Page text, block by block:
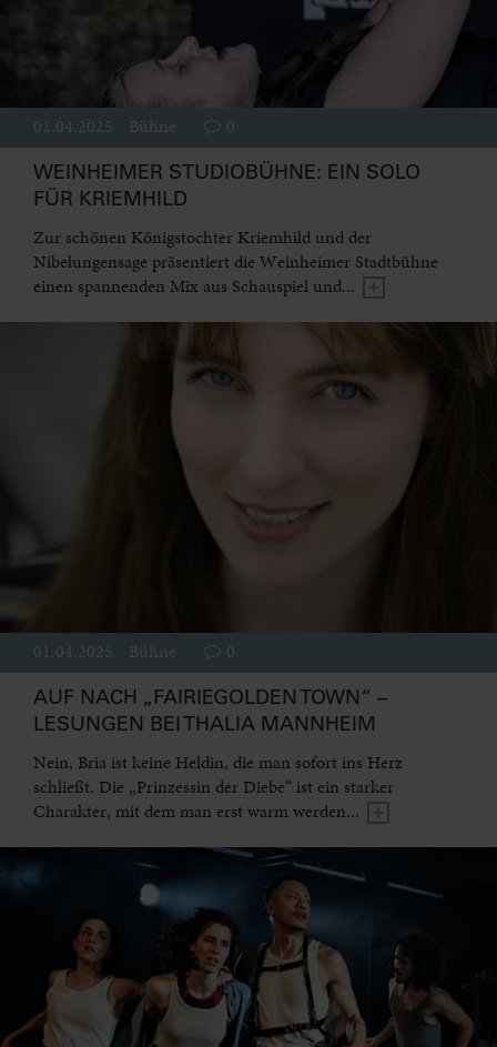
01.04.2025 Bühne 0
WEINHEIMER STUDIOBÜHNE: EIN SOLO
FÜR KRIEMHILD
Zur schönen Königstochter Kriemhild und der
Nibelungensage präsentiert die Weinheimer Stadtbühne
einen spannenden Mix aus Schauspiel und...
01.04.2025 Bühne 0
AUF NACH „FAIRIEGOLDEN TOWN“ –
LESUNGEN BEI THALIA MANNHEIM
Nein, Bria ist keine Heldin, die man sofort ins Herz
schließt. Die „Prinzessin der Diebe“ ist ein starker
Charakter, mit dem man erst warm werden...